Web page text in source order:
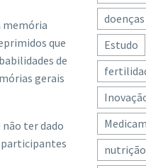
memória
que
de
gerais
ter dado
participantes
Estudo
nutrição